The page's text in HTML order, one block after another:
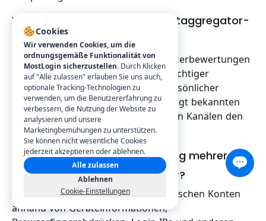
Wie erkenne ich, ob eine Rabattaggregator-
Website vertrauenswürdig ist?
Überprüfe die Historie der Site, Nutzerbewertungen
und ob sie das Herunterladen verdächtiger
Erweiterungen oder die Eingabe persönlicher
Informationen verlangt. Gib bevorzugt bekannten
Cashback-Plattformen oder offiziellen Kanälen den
Vorzug.
Verbietet SHEIN die Registrierung mehrerer
Konten durch denselben Nutzer?
SHEIN erkennt Zusammenhänge zwischen Konten
anhand von Geräteinformationen,
Cookies
Wir verwenden Cookies, um die
ordnungsgemäße Funktionalität von
MostLogin sicherzustellen. Durch Klicken
auf "Alle zulassen" erlauben Sie uns auch,
optionale Tracking-Technologien zu
verwenden, um die Benutzererfahrung zu
verbessern, die Nutzung der Website zu
analysieren und unsere
Marketingbemühungen zu unterstützen.
Sie können nicht wesentliche Cookies
jederzeit akzeptieren oder ablehnen.
Alle zulassen
Ablehnen
Cookie-Einstellungen